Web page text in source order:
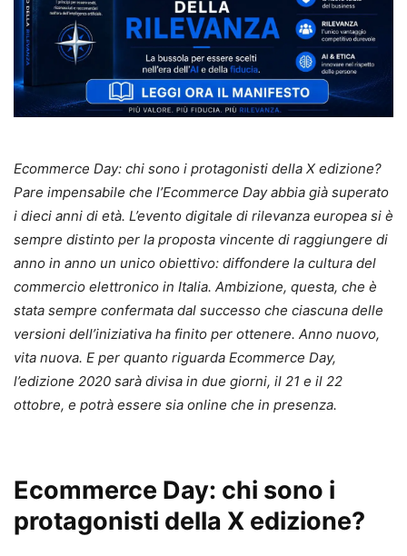
Ecommerce Day: chi sono i protagonisti della X edizione?
Pare impensabile che l’Ecommerce Day abbia già superato
i dieci anni di età. L’evento digitale di rilevanza europea si è
sempre distinto per la proposta vincente di raggiungere di
anno in anno un unico obiettivo: diffondere la cultura del
commercio elettronico in Italia. Ambizione, questa, che è
stata sempre confermata dal successo che ciascuna delle
versioni dell’iniziativa ha finito per ottenere. Anno nuovo,
vita nuova. E per quanto riguarda Ecommerce Day,
l’edizione 2020 sarà divisa in due giorni, il 21 e il 22
ottobre, e potrà essere sia online che in presenza.
Ecommerce Day: chi sono i
protagonisti della X edizione?